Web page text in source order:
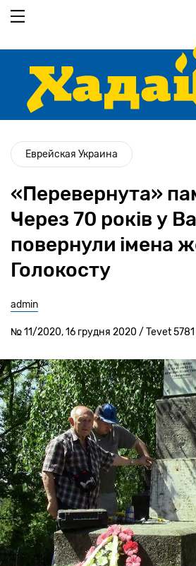
основного
Еврейская Украина
«Перевернута»
Через 70 років у
повернули імена
Голокосту
admin
№ 11/2020, 16 грудня 2020 / Tevet 5781